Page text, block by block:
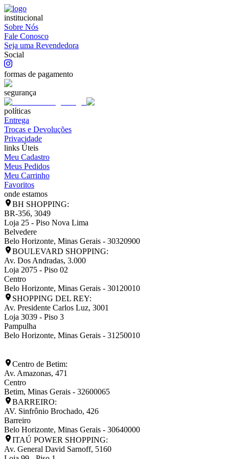
institucional
Sobre Nós
Fale Conosco
Seja uma Revendedora
Social
formas de pagamento
segurança
políticas
Entrega
Trocas e Devoluções
Privacidade
links Úteis
Meu Cadastro
Meus Pedidos
Meu Carrinho
Favoritos
onde estamos
BH SHOPPING:
BR-356, 3049
Loja 25 - Piso Nova Lima
Belvedere
Belo Horizonte, Minas Gerais - 30320900
BOULEVARD SHOPPING:
Av. Dos Andradas, 3.000
Loja 2075 - Piso 02
Centro
Belo Horizonte, Minas Gerais - 30120010
SHOPPING DEL REY:
Av. Presidente Carlos Luz, 3001
Loja 3039 - Piso 3
Pampulha
Belo Horizonte, Minas Gerais - 31250010
Centro de Betim:
Av. Amazonas, 471
Centro
Betim, Minas Gerais - 32600065
BARREIRO:
AV. Sinfrônio Brochado, 426
Barreiro
Belo Horizonte, Minas Gerais - 30640000
ITAÚ POWER SHOPPING:
Av. General David Sarnoff, 5160